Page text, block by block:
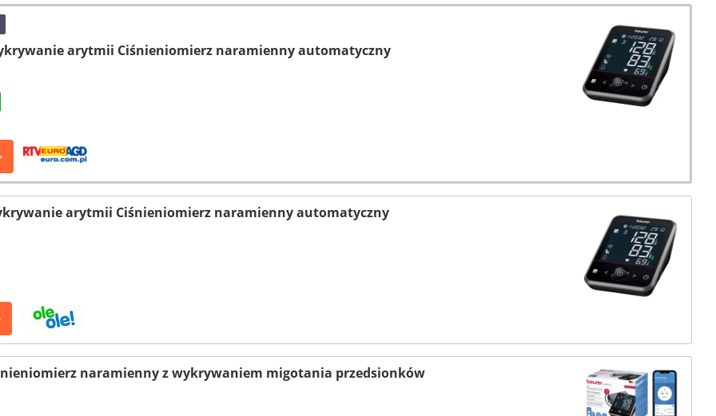
arytmii Ciśnieniomierz naramienny automatyczny
arytmii Ciśnieniomierz naramienny automatyczny
naramienny z wykrywaniem migotania przedsionków